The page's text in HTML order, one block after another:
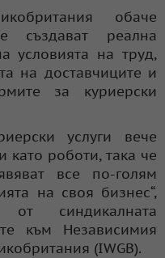
обаче
създават реална
условията на труд,
на доставчиците и
за куриерски
услуги вече
като роботи, така че
все по-голям
на своя бизнес“,
синдикалната
към Независимия
(IWGB).